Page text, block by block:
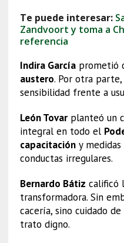
Te puede interesar:
Zandvoort y toma a
referencia
Indira Garcíaprometió
austero. Por otra
sensibilidad frente a
León Tovarplanteó un
integral en todo el
capacitacióny medidas
conductas irregulares.
Bernardo Bátiz calificó
transformadora. Sin
cacería, sino cuidado de
trato digno.